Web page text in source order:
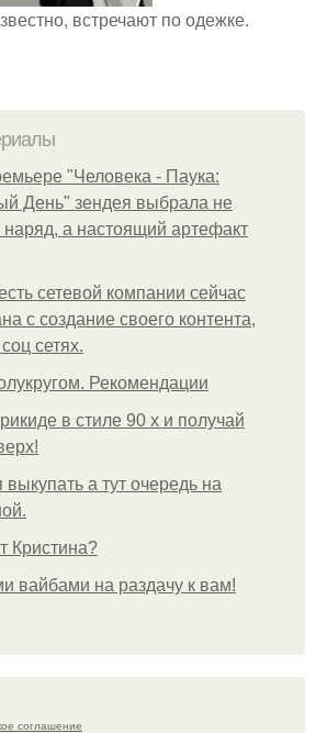
встречают по одежке.
"Человека - Паука:
День" зендея выбрала не
наряд, а настоящий артефакт
сетевой компании сейчас
с создание своего контента,
сетях.
Рекомендации
в стиле 90 х и получай
а тут очередь на
Кристина?
вайбами на раздачу к вам!
соглашение